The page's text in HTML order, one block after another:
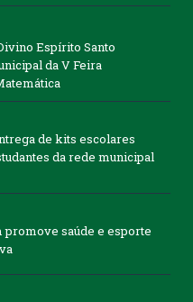
Espírito Santo
da V Feira
de kits escolares
da rede municipal
promove saúde e esporte